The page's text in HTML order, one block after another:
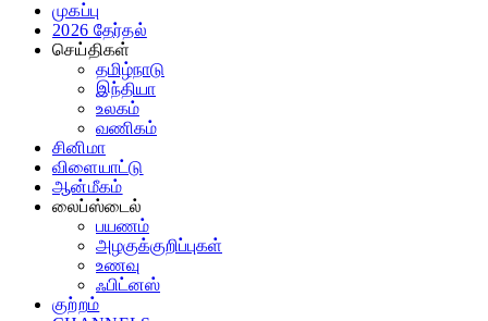
முகப்பு
2026 தேர்தல்
செய்திகள்
தமிழ்நாடு
இந்தியா
உலகம்
வணிகம்
சினிமா
விளையாட்டு
ஆன்மீகம்
லைப்ஸ்டைல்
பயணம்
அழகுக்குறிப்புகள்
உணவு
ஃபிட்னஸ்
குற்றம்